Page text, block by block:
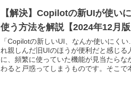
【解決】Copilotの新UIが使い
使う方法を解説【2024年12月版
「Copilotの新しいUI、なんか使いにく
れ親しんだ旧UIのほうが便利だと感じる
に、頻繁に使っていた機能が見当たら
わると戸惑ってしまうものです。そこで